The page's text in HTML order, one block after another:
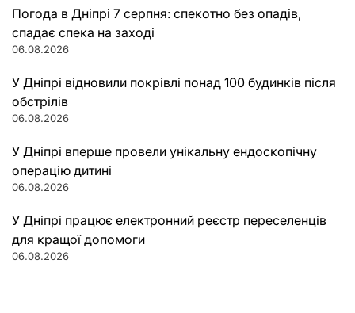
Погода в Дніпрі 7 серпня: спекотно без опадів,
спадає спека на заході
06.08.2026
У Дніпрі відновили покрівлі понад 100 будинків після
обстрілів
06.08.2026
У Дніпрі вперше провели унікальну ендоскопічну
операцію дитині
06.08.2026
У Дніпрі працює електронний реєстр переселенців
для кращої допомоги
06.08.2026